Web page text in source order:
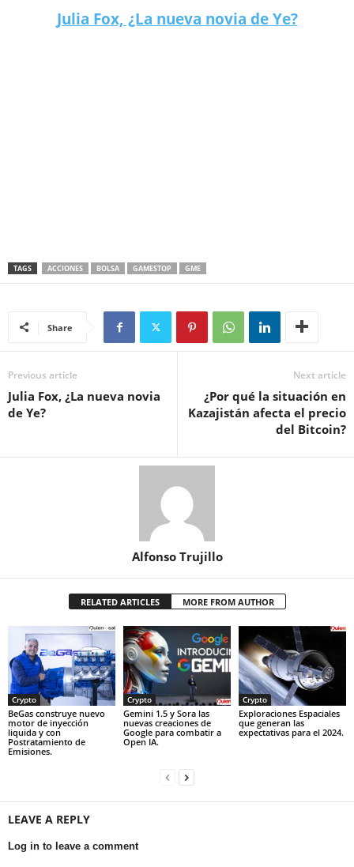
Julia Fox, ¿La nueva novia de Ye?
TAGS ACCIONES BOLSA GAMESTOP GME
Share
Previous article
Julia Fox, ¿La nueva novia
de Ye?
Next article
¿Por qué la situación en
Kazajistán afecta el precio
del Bitcoin?
Alfonso Trujillo
RELATED ARTICLES MORE FROM AUTHOR
Crypto
BeGas construye nuevo
motor de inyección
liquida y con
Postratamiento de
Emisiones.
Crypto
Gemini 1.5 y Sora las
nuevas creaciones de
Google para combatir a
Open IA.
Crypto
Exploraciones Espaciales
que generan las
expectativas para el 2024.
LEAVE A REPLY
Log in to leave a comment